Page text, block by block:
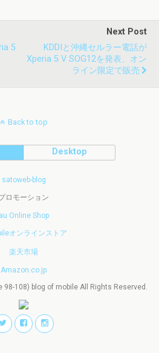
5
Next Post
KDDIと沖縄セルラー電話が
Xperia 5 V SOG12を発表、オン
ライン限定で販売
Back to top
Desktop
satoweb-blog
ロモーション
au Online Shop
オンラインストア
楽天市場
Amazon.co.jp
108) blog of mobile All Rights Reserved.